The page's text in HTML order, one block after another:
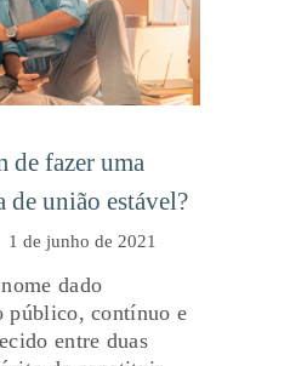
de fazer uma
de união estável?
1 de junho de 2021
dado
público, contínuo e
entre duas